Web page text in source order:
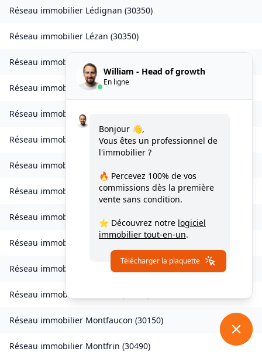
Réseau immobilier Lédignan (30350)
Réseau immobilier Lézan (30350)
Réseau immobilierLirac
Réseau immobilier Logrian-Florian
Réseau immobilierLes Mages
Réseau immobilier Malons-et-Elze(30450)
Réseau immobilier
Réseau immobilier Méjannes-le-Clap(30430)
Réseau immobilier Meyrannes
Réseau immobilier
Réseau immobilier (30340
Réseau immobilier
Réseau immobilier Montfaucon (30150)
Réseau immobilier Montfrin (30490)
William - Head of growth
En ligne
Bonjour 👋,
Vous êtes un professionnel de
l'immobilier ?
🔥 Percevez 100% de vos
commissions dès la première
vente sans condition.
⭐ Découvrez notre logiciel
immobilier tout-en-un.
Télécharger la plaquette